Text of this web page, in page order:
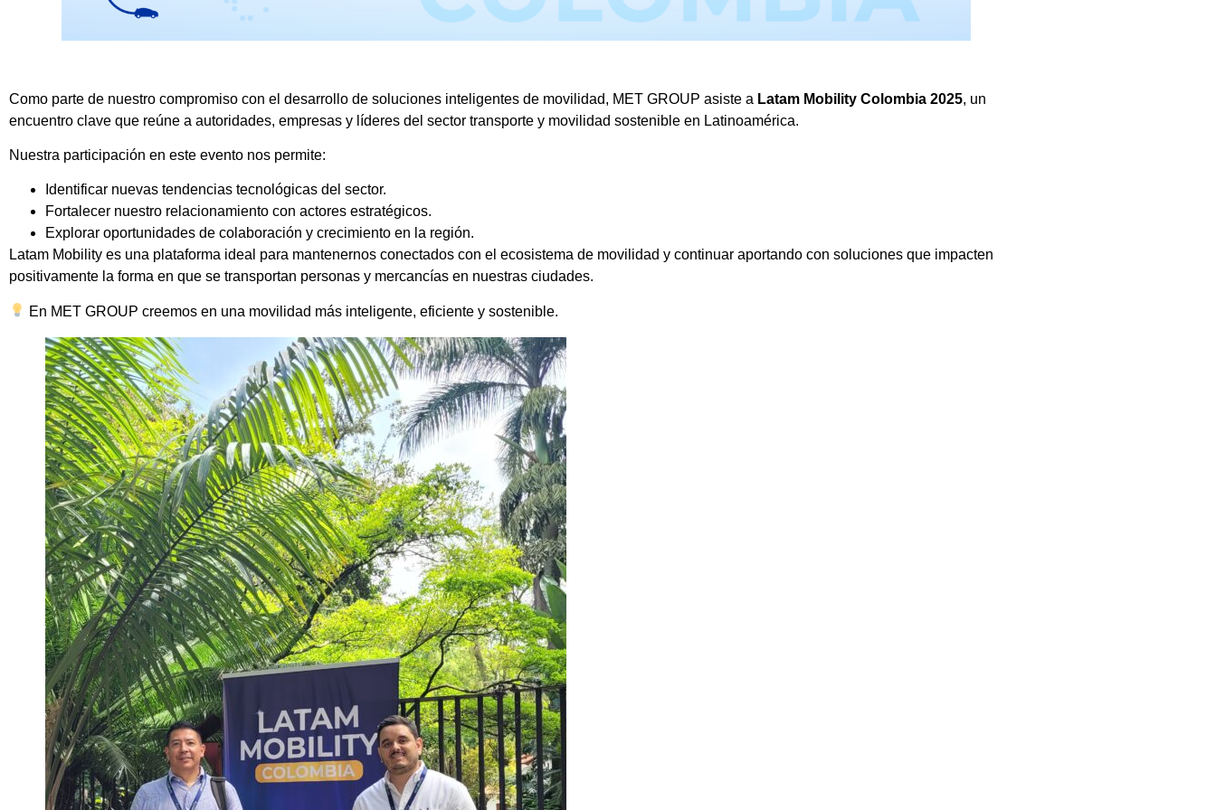
Como parte de nuestro compromiso con el desarrollo de soluciones inteligentes de movilidad, MET GROUP asiste a Latam Mobility Colombia 2025, un
encuentro clave que reúne a autoridades, empresas y líderes del sector transporte y movilidad sostenible en Latinoamérica.
Nuestra participación en este evento nos permite:
Identificar nuevas tendencias tecnológicas del sector.
Fortalecer nuestro relacionamiento con actores estratégicos.
Explorar oportunidades de colaboración y crecimiento en la región.
Latam Mobility es una plataforma ideal para mantenernos conectados con el ecosistema de movilidad y continuar aportando con soluciones que impacten
positivamente la forma en que se transportan personas y mercancías en nuestras ciudades.
En MET GROUP creemos en una movilidad más inteligente, eficiente y sostenible.